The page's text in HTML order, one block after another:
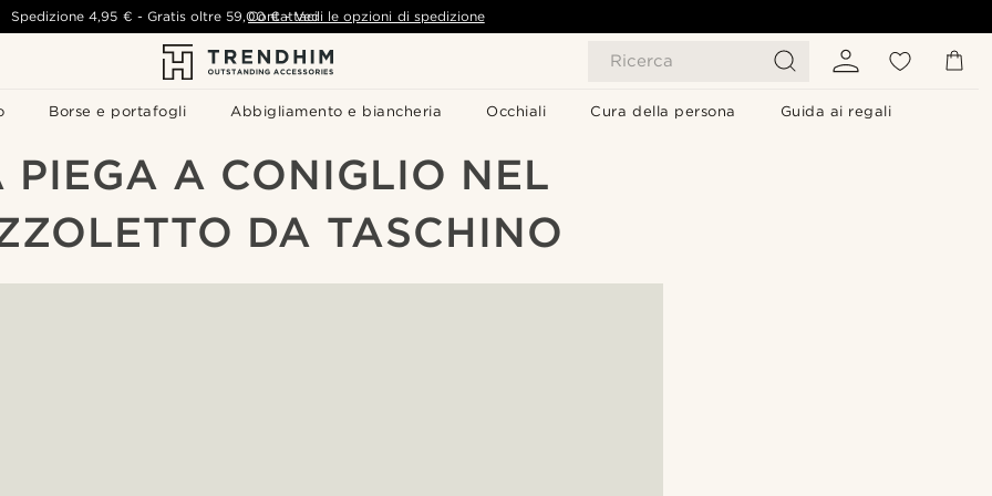
Ricerca
Borse e portafogli Abbigliamento e biancheria Occhiali Cura della persona Guida ai regali
Spedizione 4,95 € - Gratis oltre 59,00 € - Vedi le opzioni di spedizione
Contattaci
PIEGA A CONIGLIO NEL
DA TASCHINO